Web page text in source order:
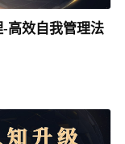
-高效自我管理法